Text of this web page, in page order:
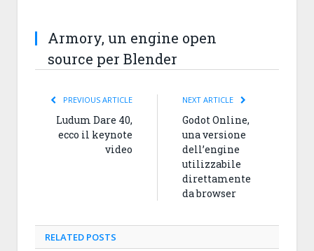
Armory, un engine open
source per Blender
PREVIOUS ARTICLE
Ludum Dare 40,
ecco il keynote
video
NEXT ARTICLE
Godot Online,
una versione
dell’engine
utilizzabile
direttamente
da browser
RELATED POSTS